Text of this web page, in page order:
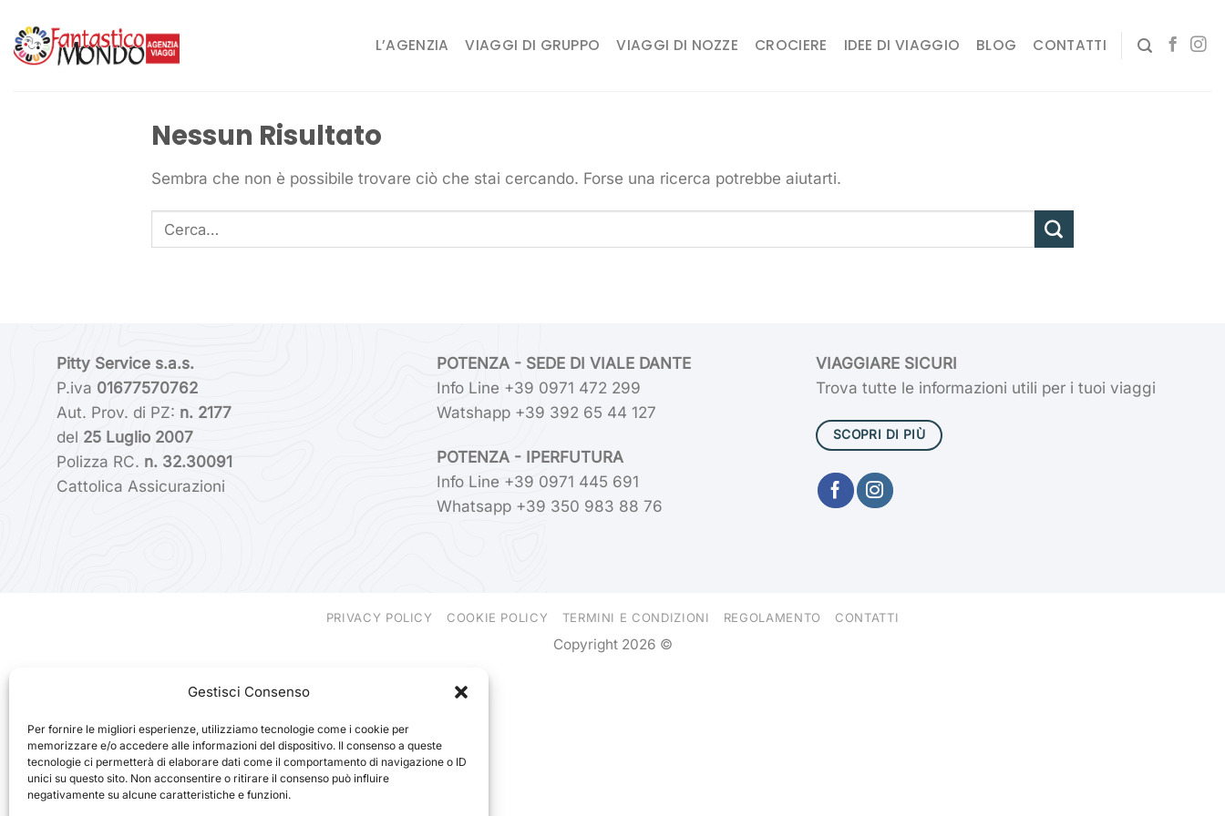
Gestisci Consenso
Per fornire le migliori esperienze, utilizziamo tecnologie come i cookie per
memorizzare e/o accedere alle informazioni del dispositivo. Il consenso a queste
tecnologie ci permetterà di elaborare dati come il comportamento di navigazione o ID
unici su questo sito. Non acconsentire o ritirare il consenso può influire
negativamente su alcune caratteristiche e funzioni.
contenuti
L’AGENZIA VIAGGI DI GRUPPO VIAGGI DI NOZZE CROCIERE IDEE DI VIAGGIO BLOG CONTATTI
Nessun Risultato
Sembra che non è possibile trovare ciò che stai cercando. Forse una ricerca potrebbe aiutarti.
Pitty Service s.a.s.
P.iva 01677570762
Aut. Prov. di PZ: n. 2177
del 25 Luglio 2007
Polizza RC. n. 32.30091
Cattolica Assicurazioni
POTENZA - SEDE DI VIALE DANTE
Info Line +39 0971 472 299
Watshapp +39 392 65 44 127
POTENZA - IPERFUTURA
Info Line +39 0971 445 691
Whatsapp +39 350 983 88 76
VIAGGIARE SICURI
Trova tutte le informazioni utili per i tuoi viaggi
SCOPRI DI PIÙ
PRIVACY POLICY COOKIE POLICY TERMINI E CONDIZIONI REGOLAMENTO CONTATTI
Copyright 2026 ©